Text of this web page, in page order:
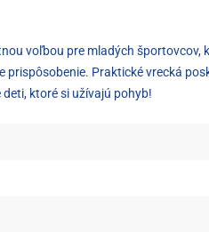
voľbou pre mladých
Praktické vrecká
ktoré si užívajú pohyb!